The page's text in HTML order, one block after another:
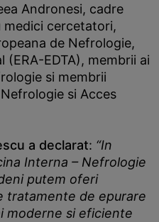
Andronesi, cadre
medici cercetatori,
de Nefrologie,
(ERA-EDTA), membrii ai
si membrii
si Acces
a declarat: “In
Interna – Nefrologie
putem oferi
tratamente de epurare
moderne si eficiente